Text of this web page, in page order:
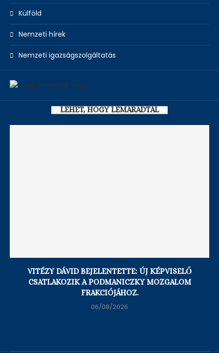
Külföld
Nemzeti hírek
Nemzeti igazságszolgáltatás
LEHET, HOGY LEMARADTÁL
VITÉZY DÁVID BEJELENTETTE: ÚJ KÉPVISELŐ
CSATLAKOZIK A PODMANICZKY MOZGALOM
FRAKCIÓJÁHOZ.
06/08/2026